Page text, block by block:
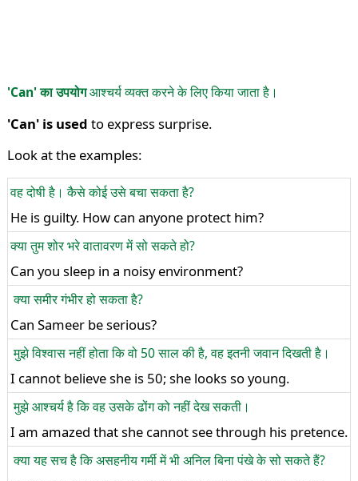
'Can' का उपयोगआश्चर्य व्यक्त करने के लिए किया जाता है।
'Can' is used to express surprise.
Look at the examples:
वह दोषी है। कैसे कोई उसे बचा सकता है?
He is guilty. How can anyone protect him?
क्या तुम शोर भरे वातावरण में सो सकते हो?
Can you sleep in a noisy environment?
क्या समीर गंभीर हो सकता है?
Can Sameer be serious?
मुझे विश्वास नहीं होता कि वो 50 साल की है, वह इतनी जवान दिखती है।
I cannot believe she is 50; she looks so young.
मुझे आश्चर्य है कि वह उसके ढोंग को नहीं देख सकती।
I am amazed that she cannot see through his pretence.
क्या यह सच है कि असहनीय गर्मी में भी अनिल बिना पंखे के सो सकते हैं?